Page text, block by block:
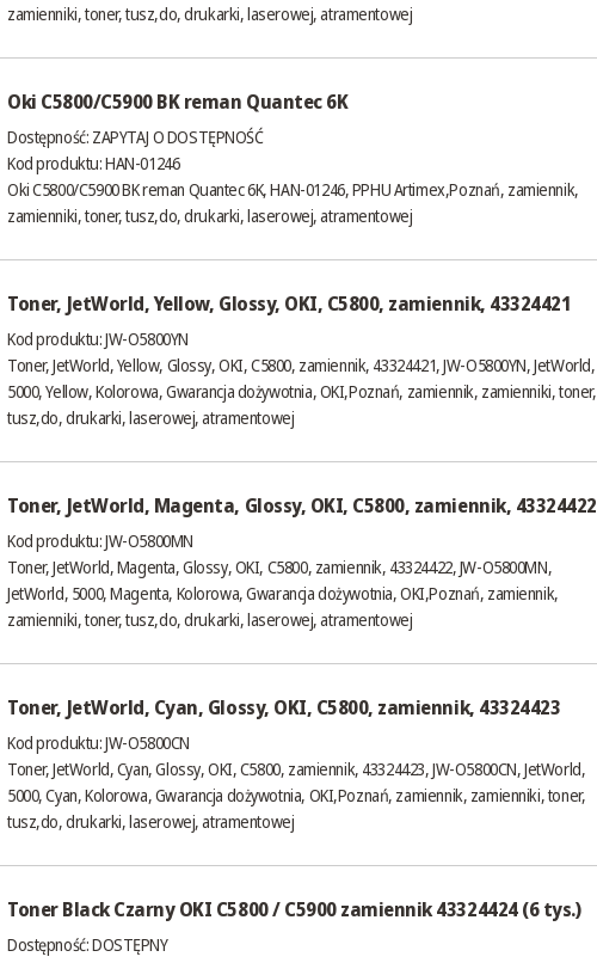
zamienniki, toner, tusz,do, drukarki, laserowej, atramentowej
Oki C5800/C5900 BK reman Quantec 6K
Dostępność: ZAPYTAJ O DOSTĘPNOŚĆ
Kod produktu: HAN-01246
Oki C5800/C5900 BK reman Quantec 6K, HAN-01246, PPHU Artimex,Poznań, zamiennik,
zamienniki, toner, tusz,do, drukarki, laserowej, atramentowej
Toner, JetWorld, Yellow, Glossy, OKI, C5800, zamiennik, 43324421
Kod produktu: JW-O5800YN
Toner, JetWorld, Yellow, Glossy, OKI, C5800, zamiennik, 43324421, JW-O5800YN, JetWorld,
5000, Yellow, Kolorowa, Gwarancja dożywotnia, OKI,Poznań, zamiennik, zamienniki, toner,
tusz,do, drukarki, laserowej, atramentowej
Toner, JetWorld, Magenta, Glossy, OKI, C5800, zamiennik, 43324422
Kod produktu: JW-O5800MN
Toner, JetWorld, Magenta, Glossy, OKI, C5800, zamiennik, 43324422, JW-O5800MN,
JetWorld, 5000, Magenta, Kolorowa, Gwarancja dożywotnia, OKI,Poznań, zamiennik,
zamienniki, toner, tusz,do, drukarki, laserowej, atramentowej
Toner, JetWorld, Cyan, Glossy, OKI, C5800, zamiennik, 43324423
Kod produktu: JW-O5800CN
Toner, JetWorld, Cyan, Glossy, OKI, C5800, zamiennik, 43324423, JW-O5800CN, JetWorld,
5000, Cyan, Kolorowa, Gwarancja dożywotnia, OKI,Poznań, zamiennik, zamienniki, toner,
tusz,do, drukarki, laserowej, atramentowej
Toner Black Czarny OKI C5800 / C5900 zamiennik 43324424 (6 tys.)
Dostępność:DOSTĘPNY